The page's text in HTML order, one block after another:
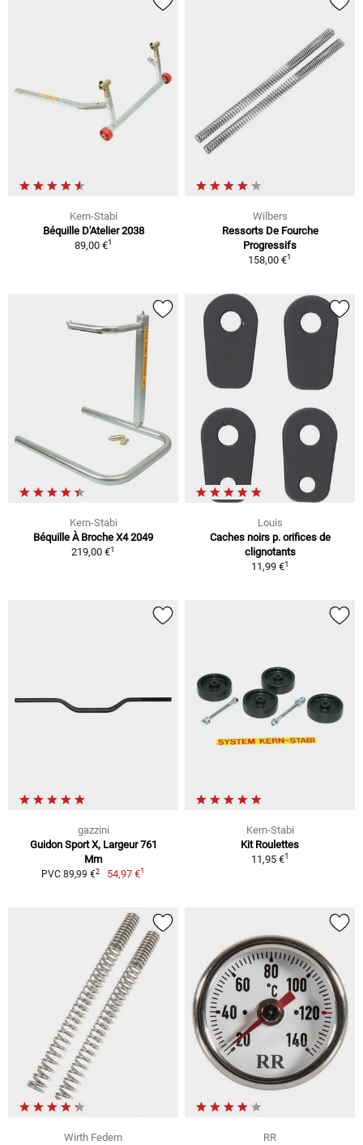
Kern-Stabi
Béquille D'Atelier 2038
89,00 €1
Wilbers
Ressorts De Fourche
Progressifs
158,00 €1
Kern-Stabi
Béquille À Broche X4 2049
219,00 €1
Louis
Caches noirs p. orifices de
clignotants
11,99 €1
gazzini
Guidon Sport X, Largeur 761
Mm
PVC 89,99 €2 54,97 €1
Kern-Stabi
Kit Roulettes
11,95 €1
Wirth Federn RR